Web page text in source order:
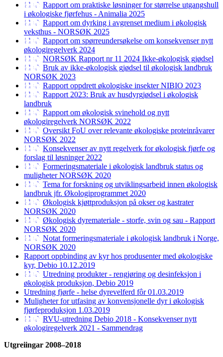
Rapport om praktiske løsninger for størrelse utgangshull
i økologiske fjørfehus - Animalia 2025
Rapport om dyrking i avgrenset medium i økologisk
veksthus - NORSØK 2025
Rapport om spørreundersøkelse om konsekvenser nytt
økologiregelverk 2024
NORSØK Rapport nr 11 2024 Ikke-økologisk gjødsel
Bruk av ikke-økologisk gjødsel til økologisk landbruk
NORSØK 2023
Rapport oppdrett økologiske insekter NIBIO 2023
Rapport 2023: Bruk av husdyrgjødsel i økologisk
landbruk
Rapport om økologisk svinehold og nytt
økologiregelverk NORSØK 2022
Oversikt FoU over relevante økologiske proteinråvarer
NORSØK 2022
Konsekvenser av nytt regelverk for økologisk fjørfe og
forslag til løsninger 2022
Formeringsmateriale i økologisk landbruk status og
muligheter NORSØK 2020
Tema for forskning og utviklingsarbeid innen økologisk
landbruk jfr. Økologiprogrammet 2020
Økologisk kjøttproduksjon på okser og kastrater
NORSØK 2020
Økologisk dyremateriale - storfe, svin og sau - Rapport
NORSØK 2020
Notat formeringsmateriale i økologisk landbruk i Norge,
NORSØK 2020
Rapport oppbinding av kyr hos produsenter med økologiske
kyr, Debio 10.12.2019
Utredning produkter - rengjøring og desinfeksjon i
økologisk produksjon, Debio 2019
Utredning fjørfe - helse dyrevelferd fôr 01.03.2019
Muligheter for utfasing av konvensjonelle dyr i økologisk
fjørfeproduksjon 1.03.2019
RVU-utredning Debio 2018 - Konsekvenser nytt
økologiregelverk 2021 - Sammendrag
Utgreiingar 2008–2018